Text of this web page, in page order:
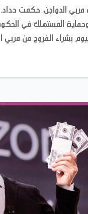
الدواجن، حكمت حداد،
وحماية المستهلك في
بشراء الفروج من مربي